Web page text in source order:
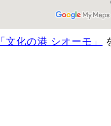
「文化の港 シオーモ」